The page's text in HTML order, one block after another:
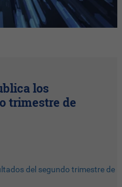
los
trimestre de